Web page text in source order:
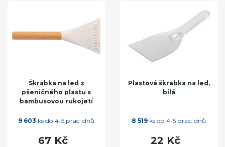
Škrabka na led z
pšeničného plastu s
bambusovou rukojetí
9 603 ks do 4-5 prac. dnů
67 Kč
Plastová škrabka na led,
bílá
8 519 ks do 4-5 prac. dnů
22 Kč